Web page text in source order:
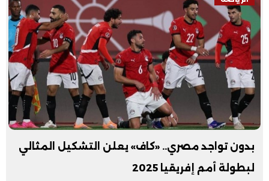
بدون تواجد مصري.. «كاف» يعلن التشكيل المثالي
لبطولة أمم إفريقيا 2025